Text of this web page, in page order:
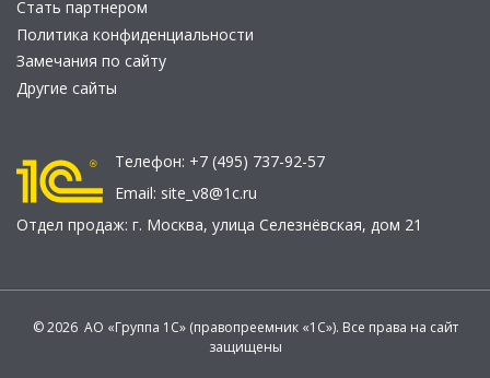
Стать партнером
Политика конфиденциальности
Замечания по сайту
Другие сайты
Телефон: +7 (495) 737-92-57
Email: site_v8@1c.ru
Отдел продаж: г. Москва, улица Селезнёвская, дом 21
© 2026 АО «Группа 1С» (правопреемник «1С»). Все права на сайт
защищены